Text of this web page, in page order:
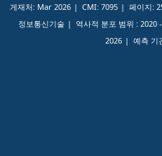
게재처: Mar 2026 CMI: 7095 페이지:
정보통신기술
역사적 분포 범위 : 2020
2026
예측 기